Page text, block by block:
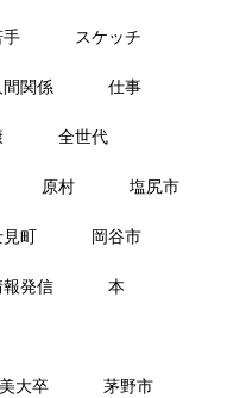
手 スケッチ
間関係 仕事
全世代
原村 塩尻市
見町 岡谷市
報発信 本
美大卒 茅野市